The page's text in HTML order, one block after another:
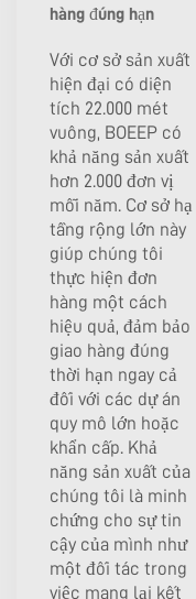
hàng đúng hạn
Với cơ sở sản xuất
hiện đại có diện
tích 22.000 mét
vuông, BOEEP có
khả năng sản xuất
hơn 2.000 đơn vị
mỗi năm. Cơ sở hạ
tầng rộng lớn này
giúp chúng tôi
thực hiện đơn
hàng một cách
hiệu quả, đảm bảo
giao hàng đúng
thời hạn ngay cả
đối với các dự án
quy mô lớn hoặc
khẩn cấp. Khả
năng sản xuất của
chúng tôi là minh
chứng cho sự tin
cậy của mình như
một đối tác trong
việc mang lại kết